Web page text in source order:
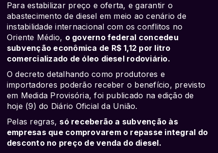
Para estabilizar preço e oferta, e garantir o
abastecimento de diesel em meio ao cenário de
instabilidade internacional com os conflitos no
Oriente Médio, o governo federal concedeu
subvenção econômica de R$ 1,12 por litro
comercializado de óleo diesel rodoviário.
O decreto detalhando como produtores e
importadores poderão receber o benefício, previsto
em Medida Provisória, foi publicado na edição de
hoje (9) do Diário Oficial da União.
Pelas regras, só receberão a subvenção às
empresas que comprovarem o repasse integral do
desconto no preço de venda do diesel.